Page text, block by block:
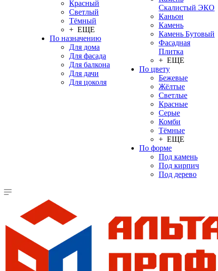
Красный
Светлый
Тёмный
+ ЕЩЕ
По назначению
Для дома
Для фасада
Для балкона
Для дачи
Для цоколя
Скалистый ЭКО
Каньон
Камень
Камень Бутовый
Фасадная
Плитка
+ ЕЩЕ
По цвету
Бежевые
Жёлтые
Светлые
Красные
Серые
Комби
Тёмные
+ ЕЩЕ
По форме
Под камень
Под кирпич
Под дерево